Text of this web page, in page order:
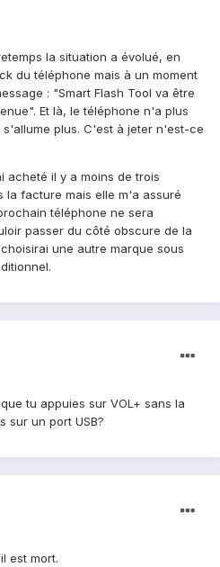
la situation a évolué, en
du téléphone mais à un moment
: "Smart Flash Tool va être
Et là, le téléphone n'a plus
plus. C'est à jeter n'est-ce
acheté il y a moins de trois
facture mais elle m'a assuré
téléphone ne sera
passer du côté obscure de la
une autre marque sous
tu appuies sur VOL+ sans la
sur un port USB?
est mort.